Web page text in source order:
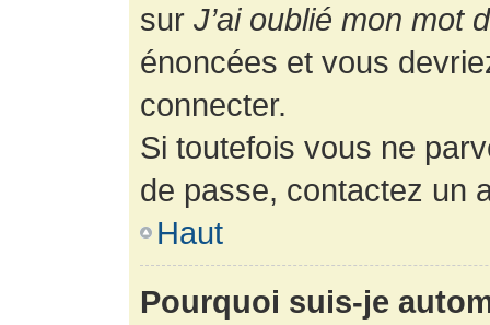
sur J’ai oublié mon mot
énoncées et vous
connecter.
Si toutefois vous ne
de passe, contactez un
Haut
Pourquoi suis-je